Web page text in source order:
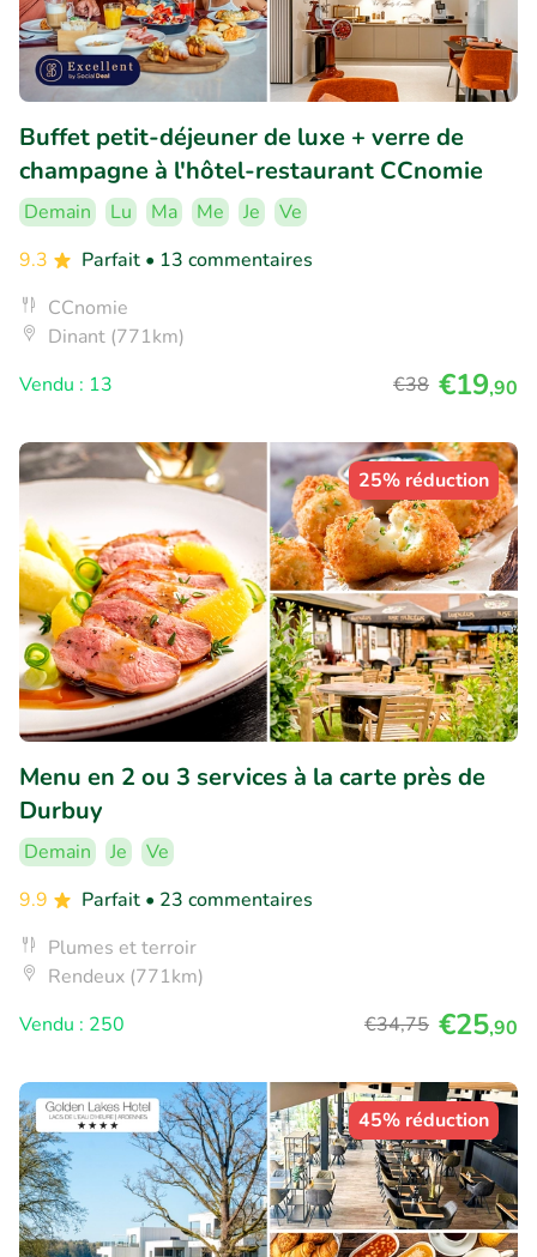
Buffet petit-déjeuner de luxe + verre de
champagne à l'hôtel-restaurant CCnomie
Demain Lu Ma Me Je
Ve
9.3
Parfait • 13 commentaires
CCnomie
Dinant (771km)
Vendu : 13
€38 €19,90
25% réduction
Menu en 2 ou 3 services à la carte près de
Durbuy
Demain Je
Ve
9.9
Parfait • 23 commentaires
Plumes et terroir
Rendeux (771km)
Vendu : 250
€34,75 €25,90
45% réduction